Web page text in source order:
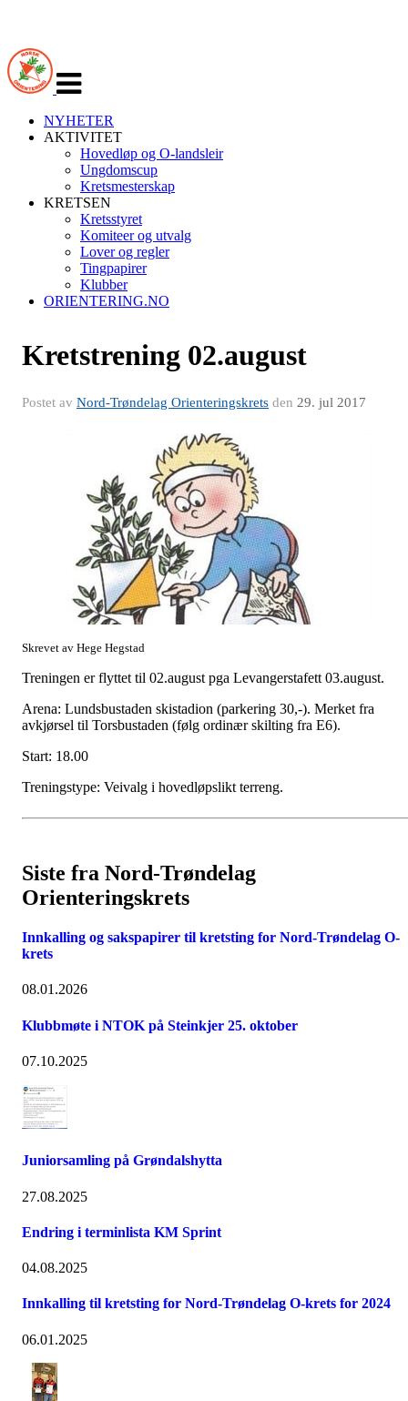
navigasjon
NYHETER
AKTIVITET
Hovedløp og O-landsleir
Ungdomscup
Kretsmesterskap
KRETSEN
Kretsstyret
Komiteer og utvalg
Lover og regler
Tingpapirer
Klubber
ORIENTERING.NO
Kretstrening 02.august
Postet av Nord-Trøndelag Orienteringskrets den 29. jul 2017
Skrevet av Hege Hegstad
Treningen er flyttet til 02.august pga Levangerstafett 03.august.
Arena: Lundsbustaden skistadion (parkering 30,-). Merket fra
avkjørsel til Torsbustaden (følg ordinær skilting fra E6).
Start: 18.00
Treningstype: Veivalg i hovedløpslikt terreng.
Siste fra Nord-Trøndelag
Orienteringskrets
Innkalling og sakspapirer til kretsting for Nord-Trøndelag O-
krets
08.01.2026
Klubbmøte i NTOK på Steinkjer 25. oktober
07.10.2025
Juniorsamling på Grøndalshytta
27.08.2025
Endring i terminlista KM Sprint
04.08.2025
Innkalling til kretsting for Nord-Trøndelag O-krets for 2024
06.01.2025